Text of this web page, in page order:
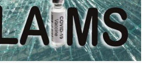
DISCORSO
COMPLETO
(VIDEO+TRASCRIZIONE)
–
NORIMBERGA,
20